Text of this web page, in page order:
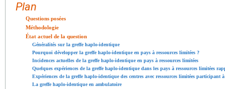
Plan
Questions posées
Méthodologie
État actuel de la question
Généralités sur la greffe haplo-identique
Pourquoi développer la greffe haplo-identique en pays à ressources limitées ?
Incidences actuelles de la greffe haplo-identique en pays à ressources limitées
Quelques expériences de la greffe haplo-identique dans les pays à ressources limitées
Expériences de la greffe haplo-identique des centres avec ressources limitées participant
La greffe haplo-identique en ambulatoire